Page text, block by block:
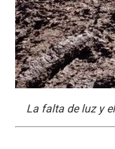
La falta de luz y